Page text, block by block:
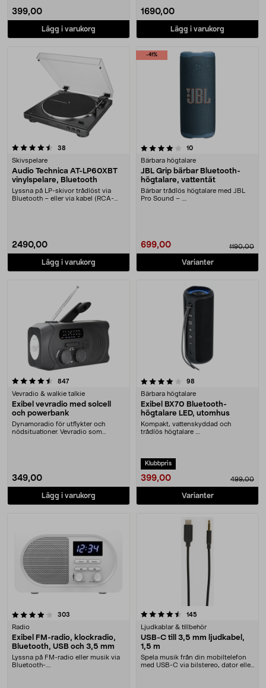
399,00
Lägg i varukorg
1690,00
Lägg i varukorg
38
Skivspelare
Audio Technica AT-LP60XBT
vinylspelare, Bluetooth
Lyssna på LP-skivor trådlöst via
Bluetooth – eller via kabel (RCA-
2490,00
Lägg i varukorg
-41%
4.0 av 5 stjärnor 10recensioner
Bärbara högtalare
JBL Grip bärbar Bluetooth-
högtalare, vattentät
Bärbar trådlös högtalare med JBL
Pro Sound – ....
699,00 1190,00
Varianter
847recensioner
Vevradio & walkie talkie
Exibel vevradio med solcell
och powerbank
Dynamoradio för utflykter och
nödsituationer. Vevradio som
349,00
Lägg i varukorg
4.0 av 5 stjärnor 98
Bärbara högtalare
Exibel BX70 Bluetooth-
högtalare LED, utomhus
Kompakt, vattenskyddad och
trådlös högtalare ....
Klubbpris
399,00 499,00
Varianter
303
Radio
Exibel FM-radio, klockradio,
Bluetooth, USB och 3,5 mm
Lyssna på FM-radio eller musik via
Bluetooth-....
4.5 av 5 stjärnor 145
Ljudkablar & tillbehör
USB-C till 3,5 mm ljudkabel,
1,5 m
Spela musik från din mobiltelefon
med USB-C via bilstereo, dator eller